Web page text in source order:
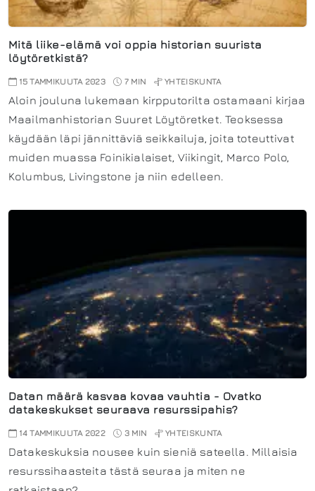
Mitä liike-elämä voi oppia historian suurista
löytöretkistä?
15 TAMMIKUUTA 2023 7 MIN YHTEISKUNTA
Aloin jouluna lukemaan kirpputorilta ostamaani kirjaa
Maailmanhistorian Suuret Löytöretket. Teoksessa
käydään läpi jännittäviä seikkailuja, joita toteuttivat
muiden muassa Foinikialaiset, Viikingit, Marco Polo,
Kolumbus, Livingstone ja niin edelleen.
Datan määrä kasvaa kovaa vauhtia - Ovatko
datakeskukset seuraava resurssipahis?
14 TAMMIKUUTA 2022 3 MIN YHTEISKUNTA
Datakeskuksia nousee kuin sieniä sateella. Millaisia
resurssihaasteita tästä seuraa ja miten ne